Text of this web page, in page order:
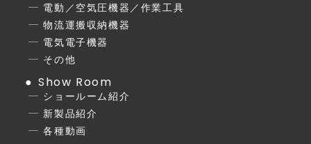
電動／空気圧機器／作業工具
物流運搬収納機器
電気電子機器
その他
Show Room
ショールーム紹介
新製品紹介
各種動画